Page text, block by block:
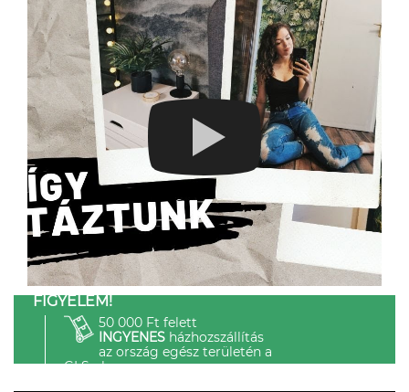
FIGYELEM!
50 000 Ft felett
INGYENESházhozszállítás
az ország egész területén a
GLS-el.